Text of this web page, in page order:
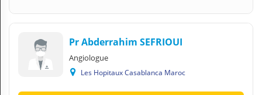
Pr Abderrahim SEFRIOUI
Angiologue
Les Hopitaux Casablanca Maroc